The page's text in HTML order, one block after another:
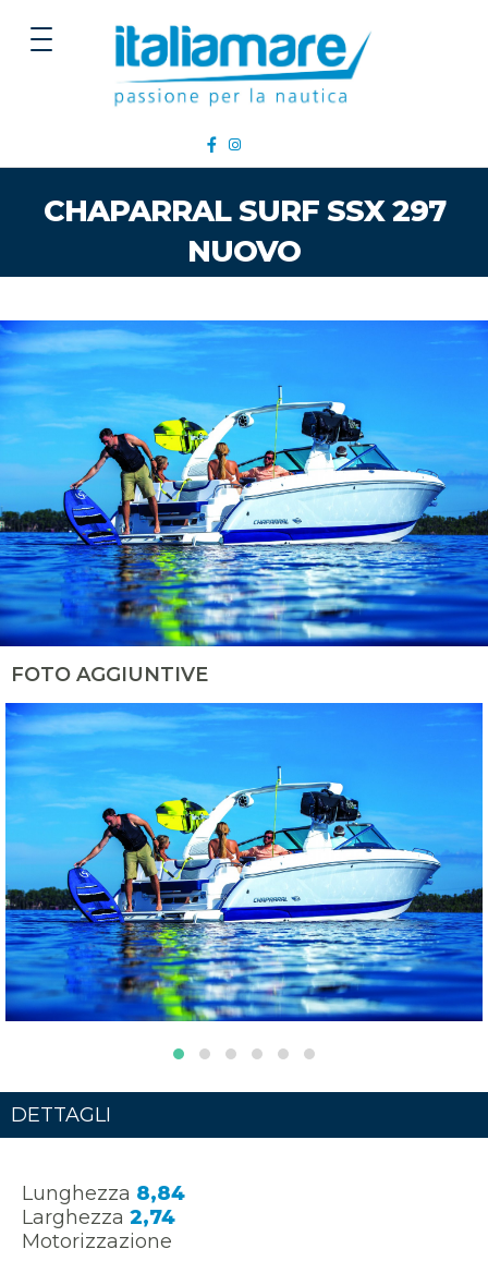
CHAPARRAL SURF SSX 297
NUOVO
FOTO AGGIUNTIVE
DETTAGLI
Lunghezza 8,84
Larghezza 2,74
Motorizzazione